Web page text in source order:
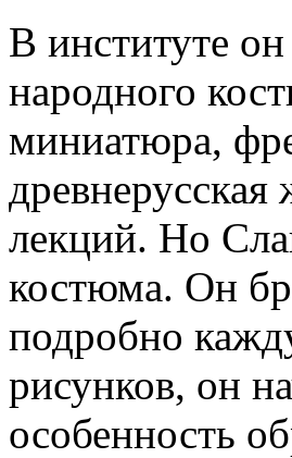
В институте он
народного
миниатюра,
лекций. Но
костюма. Он
подробно
рисунков, он
особенность